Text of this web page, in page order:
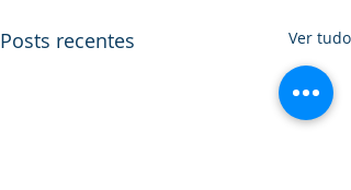
Posts recentes Ver tudo